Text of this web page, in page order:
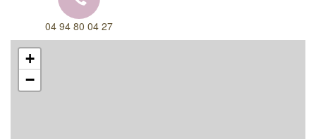
04 94 80 04 27
+
−